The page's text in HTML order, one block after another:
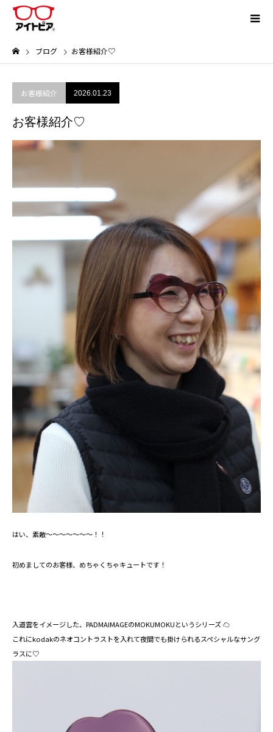
ブログ お客様紹介♡
お客様紹介 2026.01.23
お客様紹介♡
⁡はい、素敵～～～～～～～！！⁡
初めましてのお客様、めちゃくちゃキュートです！
入道雲をイメージした、PADMAIMAGEのMOKUMOKUというシリーズ ☁⁡
これにkodakのネオコントラストを入れて夜間でも掛けられるスペシャルなサング
ラスに♡